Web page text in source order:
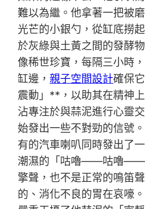
難以為繼。他拿著一把被
光芒的小銀勺，從缸底撈
於灰綠與土黃之間的發酵
像稀世珍寶，每隔三小時
缸邊，親子空間設計確保
震動」**，以助其在精神
沾專注於與蒜泥進行心靈
始發出一些不對勁的信號
有的汽車喇叭同時發出了
潮濕的「咕嚕——咕嚕——
擎聲，也不是正常的鳴笛
的、消化不良的胃在哀嚎